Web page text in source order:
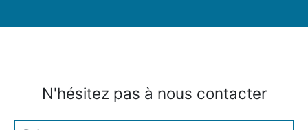
N'hésitez pas à nous contacter